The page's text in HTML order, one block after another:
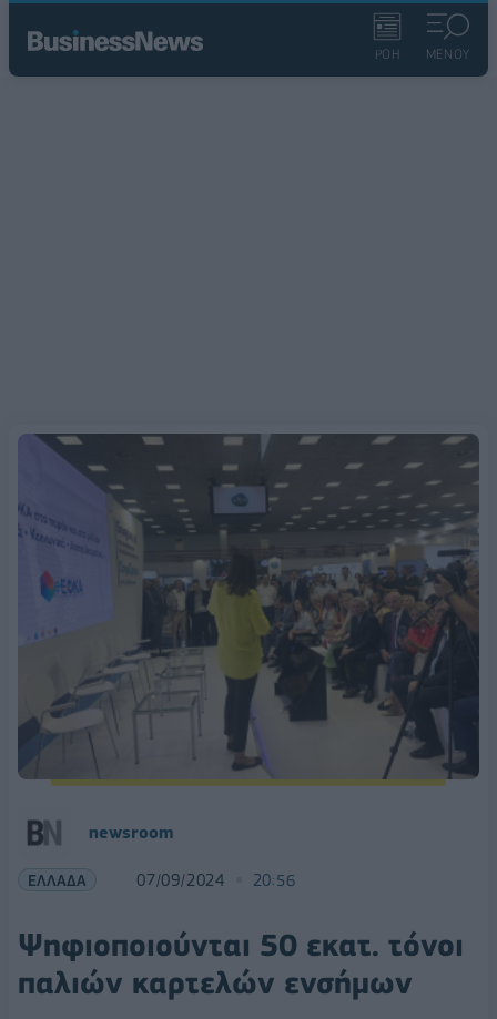
ΡΟΗ ΜΕΝΟΥ
newsroom
ΕΛΛΑΔΑ 07/09/2024 20:56
Ψηφιοποιούνται 50 εκατ. τόνοι
παλιών καρτελών ενσήμων